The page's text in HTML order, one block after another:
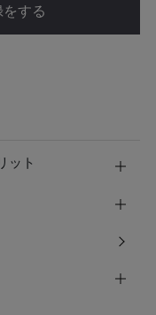
する
ット